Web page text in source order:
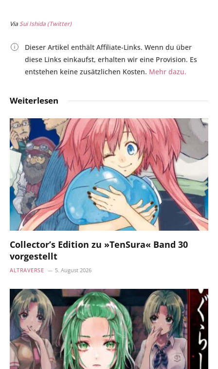
ViaSui Ishida (Twitter)
Dieser Artikel enthält Affiliate-Links. Wenn du über
diese Links einkaufst, erhalten wir eine Provision. Es
entstehen keine zusätzlichen Kosten. Mehr dazu.
Weiterlesen
Collector’s Edition zu »TenSura« Band 30
vorgestellt
ALTRAVERSE 5. August 2026